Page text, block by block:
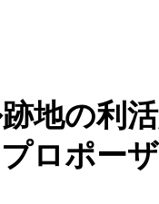
地の利
ロポー